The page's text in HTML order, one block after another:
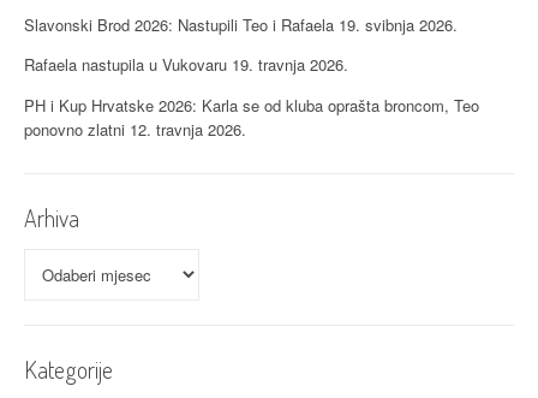
Slavonski Brod 2026: Nastupili Teo i Rafaela 19. svibnja 2026.
Rafaela nastupila u Vukovaru 19. travnja 2026.
PH i Kup Hrvatske 2026: Karla se od kluba oprašta broncom, Teo
ponovno zlatni 12. travnja 2026.
Arhiva
Kategorije